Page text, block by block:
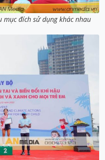
đích sử dụng khác nhau